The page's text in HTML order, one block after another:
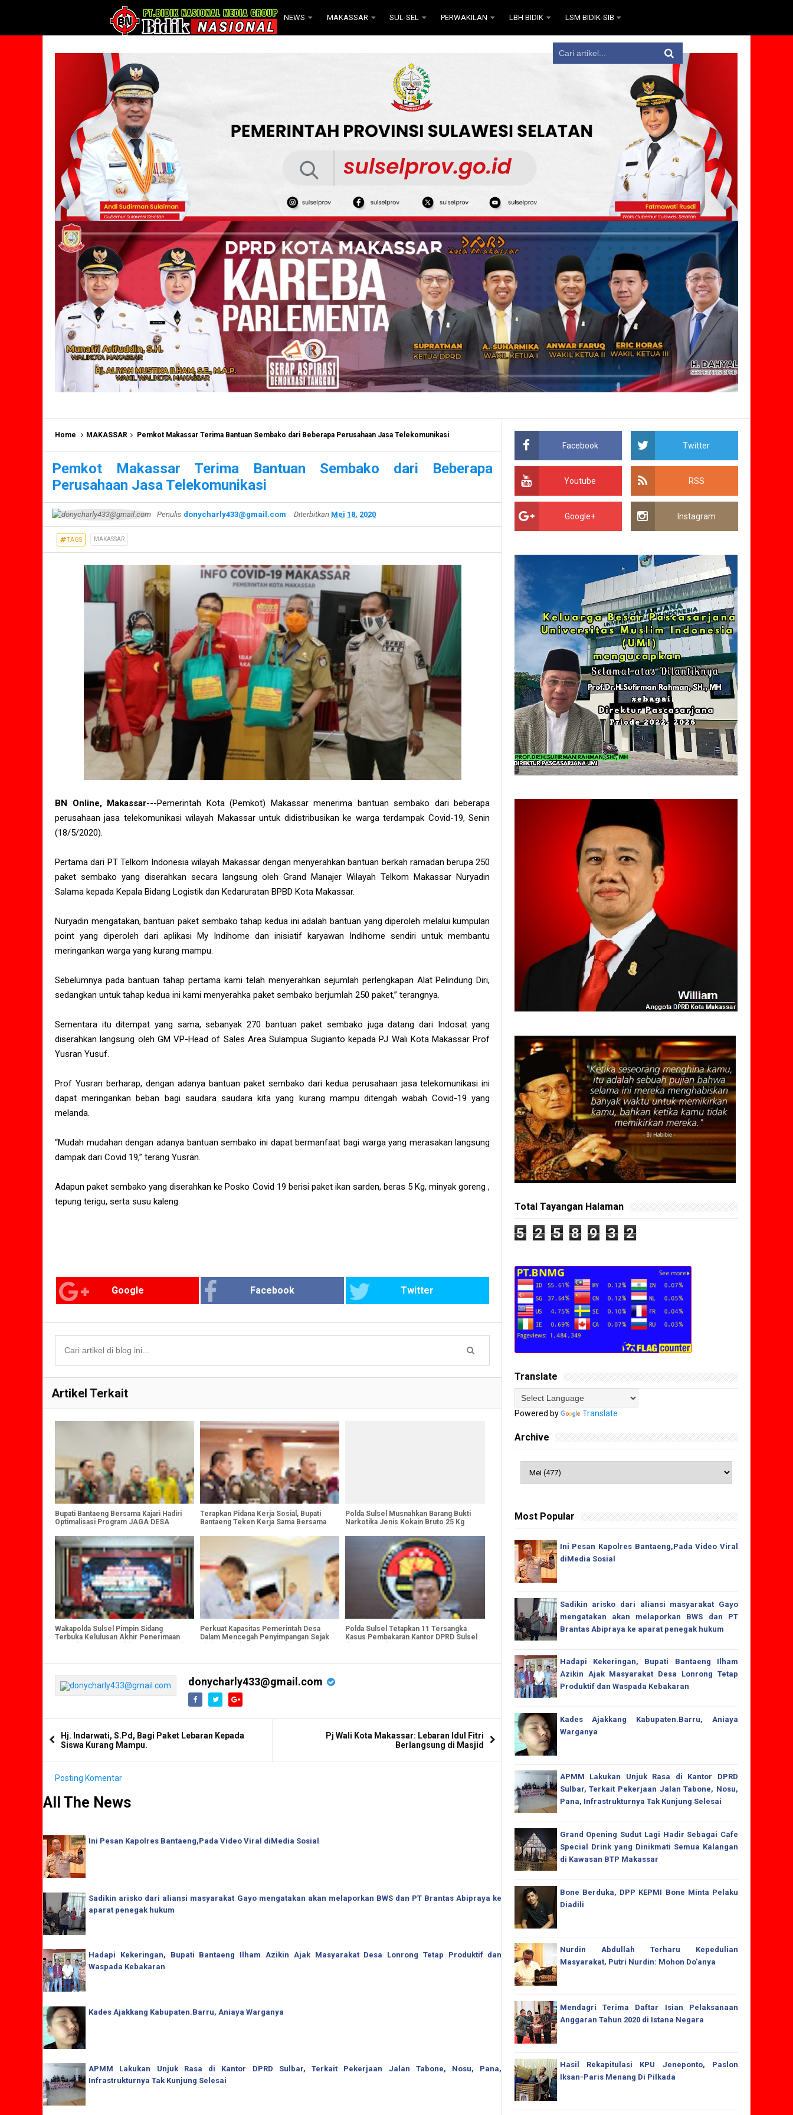
NEWS MAKASSAR SUL-SEL PERWAKILAN LBH BIDIK LSM BIDIK-SIB
Home MAKASSAR Pemkot Makassar Terima Bantuan Sembako dari Beberapa Perusahaan Jasa Telekomunikasi
Pemkot Makassar Terima Bantuan Sembako dari Beberapa
Perusahaan Jasa Telekomunikasi
Penulis donycharly433@gmail.com Diterbitkan Mei 18, 2020
TAGS MAKASSAR
BN Online, Makassar---Pemerintah Kota (Pemkot) Makassar menerima bantuan sembako dari beberapa
perusahaan jasa telekomunikasi wilayah Makassar untuk didistribusikan ke warga terdampak Covid-19, Senin
(18/5/2020).
Pertama dari PT Telkom Indonesia wilayah Makassar dengan menyerahkan bantuan berkah ramadan berupa 250
paket sembako yang diserahkan secara langsung oleh Grand Manajer Wilayah Telkom Makassar Nuryadin
Salama kepada Kepala Bidang Logistik dan Kedaruratan BPBD Kota Makassar.
Nuryadin mengatakan, bantuan paket sembako tahap kedua ini adalah bantuan yang diperoleh melalui kumpulan
point yang diperoleh dari aplikasi My Indihome dan inisiatif karyawan Indihome sendiri untuk membantu
meringankan warga yang kurang mampu.
Sebelumnya pada bantuan tahap pertama kami telah menyerahkan sejumlah perlengkapan Alat Pelindung Diri,
sedangkan untuk tahap kedua ini kami menyerahka paket sembako berjumlah 250 paket,” terangnya.
Sementara itu ditempat yang sama, sebanyak 270 bantuan paket sembako juga datang dari Indosat yang
diserahkan langsung oleh GM VP-Head of Sales Area Sulampua Sugianto kepada PJ Wali Kota Makassar Prof
Yusran Yusuf.
Prof Yusran berharap, dengan adanya bantuan paket sembako dari kedua perusahaan jasa telekomunikasi ini
dapat meringankan beban bagi saudara saudara kita yang kurang mampu ditengah wabah Covid-19 yang
melanda.
“Mudah mudahan dengan adanya bantuan sembako ini dapat bermanfaat bagi warga yang merasakan langsung
dampak dari Covid 19,” terang Yusran.
Adapun paket sembako yang diserahkan ke Posko Covid 19 berisi paket ikan sarden, beras 5 Kg, minyak goreng ,
tepung terigu, serta susu kaleng.
Google Facebook Twitter
Artikel Terkait
Bupati Bantaeng Bersama Kajari Hadiri
Optimalisasi Program JAGA DESA
Terapkan Pidana Kerja Sosial, Bupati
Bantaeng Teken Kerja Sama Bersama
Polda Sulsel Musnahkan Barang Bukti
Narkotika Jenis Kokain Bruto 25 Kg
Wakapolda Sulsel Pimpin Sidang
Terbuka Kelulusan Akhir Penerimaan
Perkuat Kapasitas Pemerintah Desa
Dalam Mencegah Penyimpangan Sejak
Polda Sulsel Tetapkan 11 Tersangka
Kasus Pembakaran Kantor DPRD Sulsel
donycharly433@gmail.com
Hj. Indarwati, S.Pd, Bagi Paket Lebaran Kepada
Siswa Kurang Mampu.
Pj Wali Kota Makassar: Lebaran Idul Fitri
Berlangsung di Masjid
Posting Komentar
All The News
Ini Pesan Kapolres Bantaeng,Pada Video Viral diMedia Sosial
Sadikin arisko dari aliansi masyarakat Gayo mengatakan akan melaporkan BWS dan PT Brantas Abipraya ke
aparat penegak hukum
Hadapi Kekeringan, Bupati Bantaeng Ilham Azikin Ajak Masyarakat Desa Lonrong Tetap Produktif dan
Waspada Kebakaran
Kades Ajakkang Kabupaten.Barru, Aniaya Warganya
APMM Lakukan Unjuk Rasa di Kantor DPRD Sulbar, Terkait Pekerjaan Jalan Tabone, Nosu, Pana,
Infrastrukturnya Tak Kunjung Selesai
Facebook Twitter
Youtube RSS
Google+ Instagram
Total Tayangan Halaman
5 2 5 8 9 3 2
Translate
Powered by Translate
Archive
Most Popular
Ini Pesan Kapolres Bantaeng,Pada Video Viral
diMedia Sosial
Sadikin arisko dari aliansi masyarakat Gayo
mengatakan akan melaporkan BWS dan PT
Brantas Abipraya ke aparat penegak hukum
Hadapi Kekeringan, Bupati Bantaeng Ilham
Azikin Ajak Masyarakat Desa Lonrong Tetap
Produktif dan Waspada Kebakaran
Kades Ajakkang Kabupaten.Barru, Aniaya
Warganya
APMM Lakukan Unjuk Rasa di Kantor DPRD
Sulbar, Terkait Pekerjaan Jalan Tabone, Nosu,
Pana, Infrastrukturnya Tak Kunjung Selesai
Grand Opening Sudut Lagi Hadir Sebagai Cafe
Special Drink yang Dinikmati Semua Kalangan
di Kawasan BTP Makassar
Bone Berduka, DPP KEPMI Bone Minta Pelaku
Diadili
Nurdin Abdullah Terharu Kepedulian
Masyarakat, Putri Nurdin: Mohon Do'anya
Mendagri Terima Daftar Isian Pelaksanaan
Anggaran Tahun 2020 di Istana Negara
Hasil Rekapitulasi KPU Jeneponto, Paslon
Iksan-Paris Menang Di Pilkada